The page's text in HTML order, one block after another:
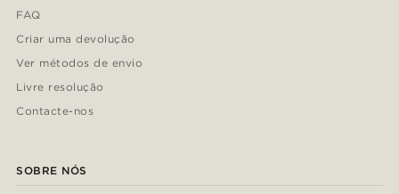
FAQ
Criar uma devolução
Ver métodos de envio
Livre resolução
Contacte-nos
SOBRE NÓS